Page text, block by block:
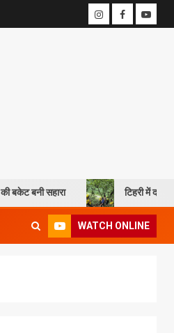
टिहरी में दर्दनाक हादसा: 250
WATCH ONLINE